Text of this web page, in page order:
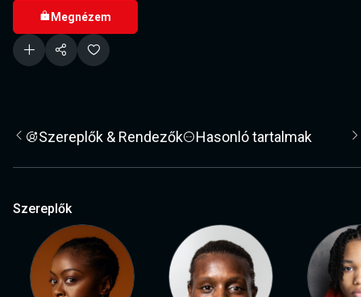
Megnézem
Szereplők & Rendezők Hasonló tartalmak
Szereplők